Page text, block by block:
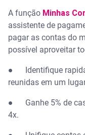
A função Minhas
assistente de
pagar as contas do
possível aproveitar
● Identifique
reunidas em um
● Ganhe 5% de
4x.